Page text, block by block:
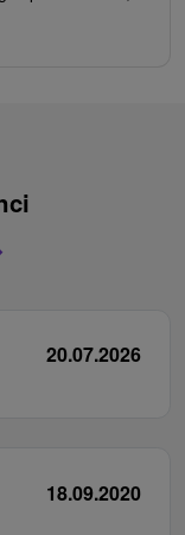
20.07.2026
18.09.2020